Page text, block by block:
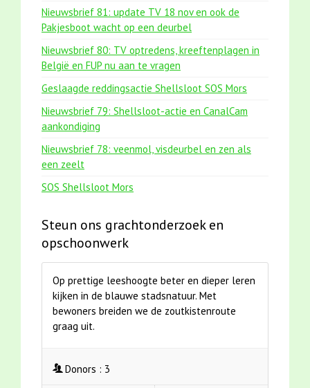
Nieuwsbrief 81: update TV 18 nov en ook de
Pakjesboot wacht op een deurbel
Nieuwsbrief 80: TV optredens, kreeftenplagen in
België en FUP nu aan te vragen
Geslaagde reddingsactie Shellsloot SOS Mors
Nieuwsbrief 79: Shellsloot-actie en CanalCam
aankondiging
Nieuwsbrief 78: veenmol, visdeurbel en zen als
een zeelt
SOS Shellsloot Mors
Steun ons grachtonderzoek en
opschoonwerk
Op prettige leeshoogte beter en dieper leren
kijken in de blauwe stadsnatuur. Met
bewoners breiden we de zoutkistenroute
graag uit.
Donors : 3